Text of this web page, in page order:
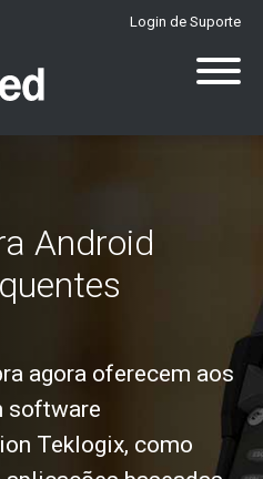
Login de Suporte
Android
agora oferecem aos
software
Teklogix, como